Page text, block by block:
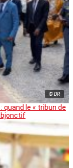
© DR
quand le « tribun de